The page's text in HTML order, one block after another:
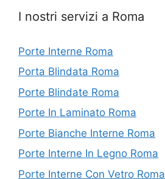
I nostri servizi a Roma
Porte Interne Roma
Porta Blindata Roma
Porte Blindate Roma
Porte In Laminato Roma
Porte Bianche Interne Roma
Porte Interne In Legno Roma
Porte Interne Con Vetro Roma